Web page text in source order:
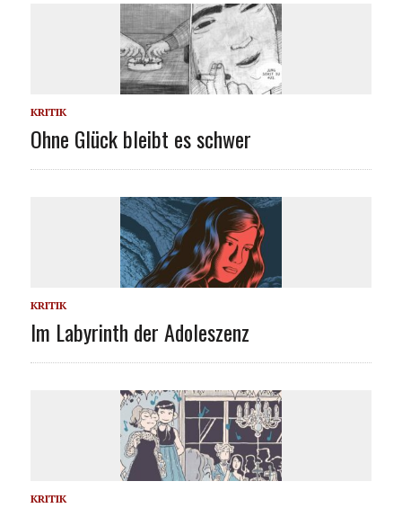
KRITIK
Ohne Glück bleibt es schwer
KRITIK
Im Labyrinth der Adoleszenz
KRITIK